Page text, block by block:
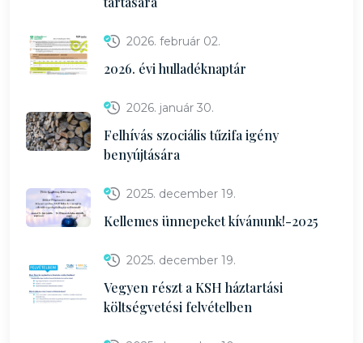
2026. február 02.
2026. évi hulladéknaptár
2026. január 30.
Felhívás szociális tűzifa igény
benyújtására
2025. december 19.
Kellemes ünnepeket kívánunk!-2025
2025. december 19.
Vegyen részt a KSH háztartási
költségvetési felvételben